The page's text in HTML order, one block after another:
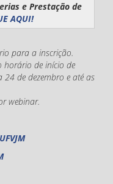
e Prestação de
AQUI!
para a inscrição.
horário de início de
de dezembro e até as
webinar.